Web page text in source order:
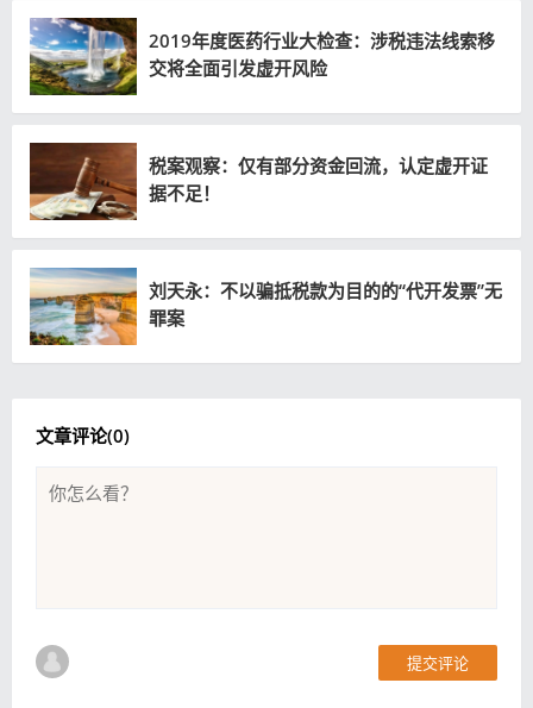
2019年度医药行业大检查：涉税违法线索移
交将全面引发虚开风险
税案观察：仅有部分资金回流，认定虚开证
据不足！
刘天永：不以骗抵税款为目的的“代开发票”无
罪案
文章评论(0)
提交评论